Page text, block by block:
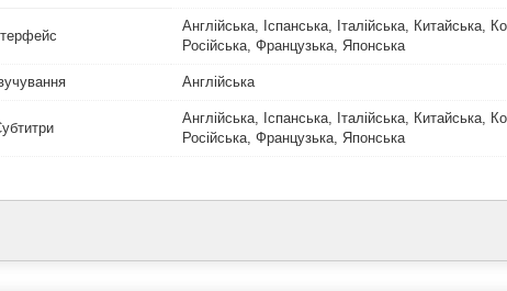
Англійська, Іспанська, Італійська, Китайська,
Російська, Французька, Японська
Англійська
Англійська, Іспанська, Італійська, Китайська,
Російська, Французька, Японська